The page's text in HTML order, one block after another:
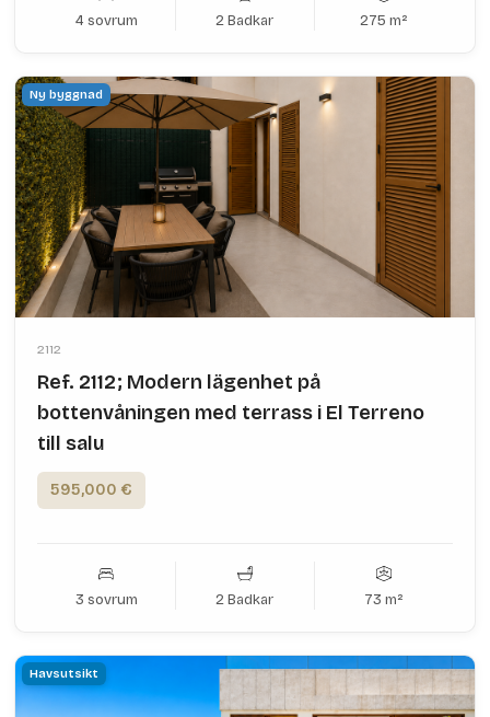
4 sovrum 2 Badkar 275 m²
Ny byggnad
2112
Ref. 2112; Modern lägenhet på
bottenvåningen med terrass i El Terreno
till salu
595,000 €
3 sovrum 2 Badkar 73 m²
Havsutsikt